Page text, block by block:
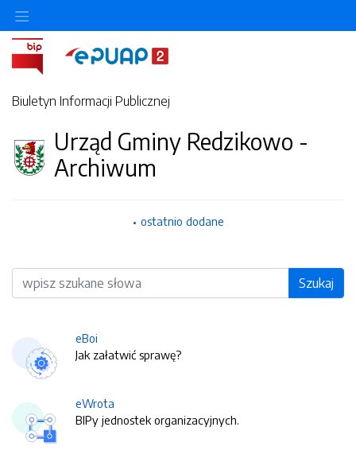
Biuletyn Informacji Publicznej
Urząd Gminy Redzikowo -
Archiwum
ostatnio dodane
Wyszukiwarka Szukaj
eBoi
Jak załatwić sprawę?
eWrota
BIPy jednostek organizacyjnych.